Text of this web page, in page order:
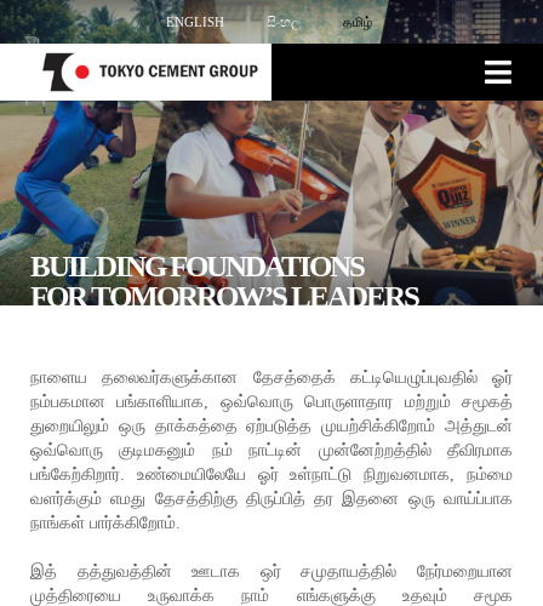
ENGLISH සිංහල தமிழ்
BUILDING FOUNDATIONS
FOR TOMORROW’S LEADERS
நாளைய தலைவர்களுக்கான தேசத்தைக் கட்டியெழுப்புவதில் ஓர்
நம்பகமான பங்காளியாக, ஒவ்வொரு பொருளாதார மற்றும் சமூகத்
துறையிலும் ஒரு தாக்கத்தை ஏற்படுத்த முயற்சிக்கிறோம் அத்துடன்
ஒவ்வொரு குடிமகனும் நம் நாட்டின் முன்னேற்றத்தில் தீவிரமாக
பங்கேற்கிறார். உண்மையிலேயே ஓர் உள்நாட்டு நிறுவனமாக, நம்மை
வளர்க்கும் எமது தேசத்திற்கு திருப்பித் தர இதனை ஒரு வாய்ப்பாக
நாங்கள் பார்க்கிறோம்.
இத் தத்துவத்தின் ஊடாக ஒர் சமுதாயத்தில் நேர்மறையான
முத்திரையை உருவாக்க நாம் எங்களுக்கு உதவும் சமூக